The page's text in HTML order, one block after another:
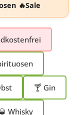
🔥Sale
🍸 Gin
🥃 Whisky